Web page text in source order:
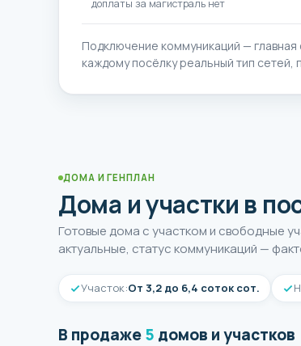
доплаты за магистраль нет
Подключение коммуникаций —
каждому посёлку реальный тип
ДОМА И ГЕНПЛАН
Дома и участки в
Готовые дома с участком и свободные
актуальные, статус коммуникаций —
Участок:От 3,2 до 6,4 соток сот.
В продаже5 домов и участков